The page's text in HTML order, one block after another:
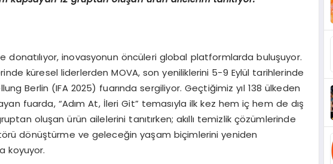
donatılıyor, inovasyonun öncüleri global platformlarda buluşuyor.
küresel liderlerden MOVA, son yeniliklerini 5-9 Eylül tarihlerinde
Berlin (IFA 2025) fuarında sergiliyor. Geçtiğimiz yıl 138 ülkeden
fuarda, “Adım At, İleri Git” temasıyla ilk kez hem iç hem de dış
oluşan ürün ailelerini tanıtırken; akıllı temizlik çözümlerinde
dönüştürme ve geleceğin yaşam biçimlerini yeniden
koyuyor.